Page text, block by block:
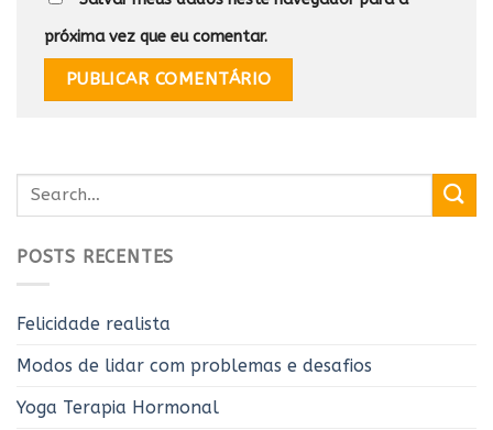
próxima vez que eu comentar.
POSTS RECENTES
Felicidade realista
Modos de lidar com problemas e desafios
Yoga Terapia Hormonal